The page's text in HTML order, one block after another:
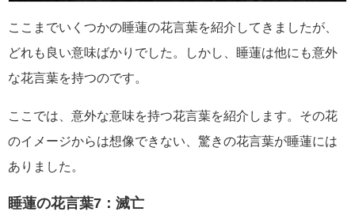
ここまでいくつかの睡蓮の花言葉を紹介してきましたが、
どれも良い意味ばかりでした。しかし、睡蓮は他にも意外
な花言葉を持つのです。
ここでは、意外な意味を持つ花言葉を紹介します。その花
のイメージからは想像できない、驚きの花言葉が睡蓮には
ありました。
睡蓮の花言葉7：滅亡